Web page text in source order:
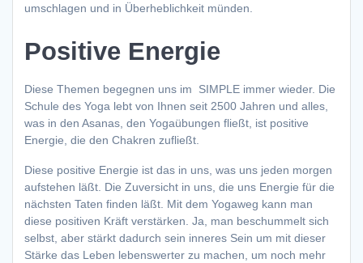
umschlagen und in Überheblichkeit münden.
Positive Energie
Diese Themen begegnen uns im SIMPLE immer wieder. Die
Schule des Yoga lebt von Ihnen seit 2500 Jahren und alles,
was in den Asanas, den Yogaübungen fließt, ist positive
Energie, die den Chakren zufließt.
Diese positive Energie ist das in uns, was uns jeden morgen
aufstehen läßt. Die Zuversicht in uns, die uns Energie für die
nächsten Taten finden läßt. Mit dem Yogaweg kann man
diese positiven Kräft verstärken. Ja, man beschummelt sich
selbst, aber stärkt dadurch sein inneres Sein um mit dieser
Stärke das Leben lebenswerter zu machen, um noch mehr